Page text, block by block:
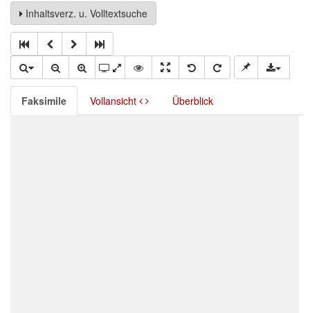
Inhaltsverz. u. Volltextsuche
Faksimile Vollansicht Überblick